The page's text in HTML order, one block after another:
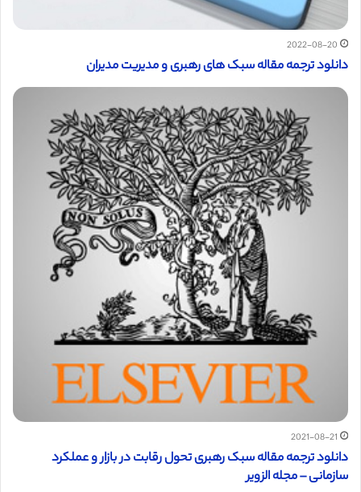
2022-08-20
دانلود ترجمه مقاله سبک های رهبری و مدیریت مدیران
2021-08-21
دانلود ترجمه مقاله سبک رهبری تحول رقابت در بازار و عملکرد
سازمانی – مجله الزویر